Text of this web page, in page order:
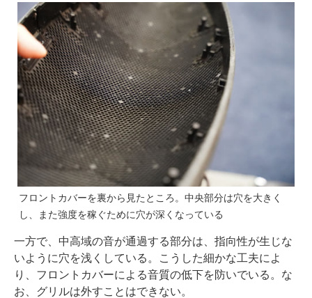
フロントカバーを裏から見たところ。中央部分は穴を大きく
し、また強度を稼ぐために穴が深くなっている
一方で、中高域の音が通過する部分は、指向性が生じな
いように穴を浅くしている。こうした細かな工夫によ
り、フロントカバーによる音質の低下を防いでいる。な
お、グリルは外すことはできない。